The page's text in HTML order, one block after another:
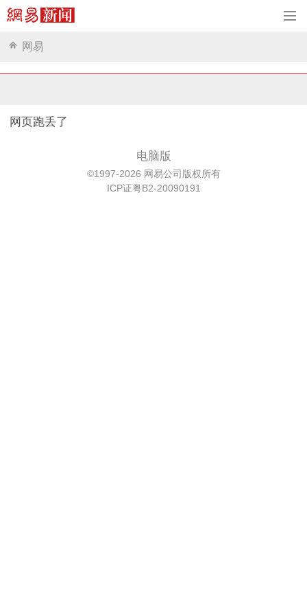
网易
网页跑丢了
电脑版
©1997-2026 网易公司版权所有
ICP证粤B2-20090191